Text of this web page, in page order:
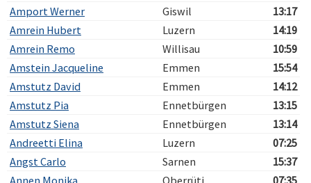
Amport Werner
Giswil
13:17
Amrein Hubert
Luzern
14:19
Amrein Remo
Willisau
10:59
Amstein Jacqueline
Emmen
15:54
Amstutz David
Emmen
14:12
Amstutz Pia
Ennetbürgen
13:15
Amstutz Siena
Ennetbürgen
13:14
Andreetti Elina
Luzern
07:25
Angst Carlo
Sarnen
15:37
Annen Monika
Oberrüti
07:35